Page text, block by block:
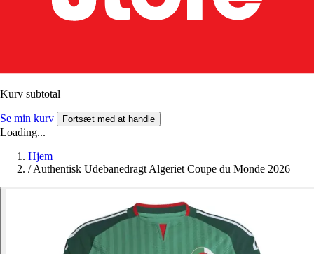
Kurv subtotal
Se min kurv Fortsæt med at handle
Loading...
Hjem
/ Authentisk Udebanedragt Algeriet Coupe du Monde 2026